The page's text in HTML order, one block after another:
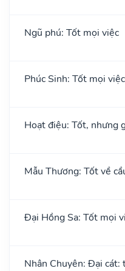
Ngũ phú: Tốt mọi việc
Phúc Sinh: Tốt mọi việc
Hoạt điệu: Tốt, nhưng
Mẫu Thương: Tốt về
Đại Hồng Sa: Tốt mọi
Nhân Chuyên: Đại